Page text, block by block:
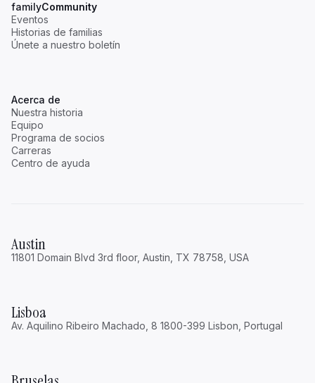
familyCommunity
Eventos
Historias de familias
Únete a nuestro boletín
Acerca de
Nuestra historia
Equipo
Programa de socios
Carreras
Centro de ayuda
Austin
11801 Domain Blvd 3rd floor, Austin, TX 78758, USA
Lisboa
Av. Aquilino Ribeiro Machado, 8 1800-399 Lisbon, Portugal